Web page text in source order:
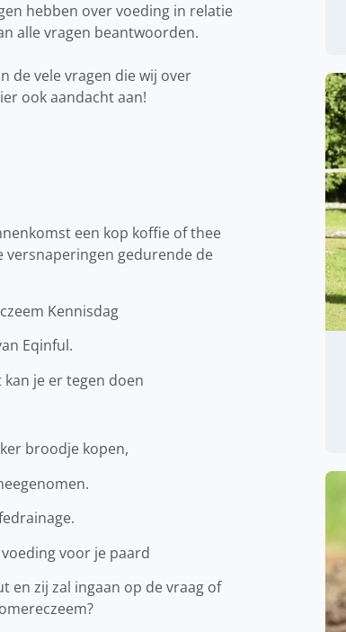
hebben over voeding in relatie
alle vragen beantwoorden.
de vele vragen die wij over
ook aandacht aan!
een kop koffie of thee
versnaperingen gedurende de
Kennisdag
Eqinful.
je er tegen doen
broodje kopen,
voor je paard
en zij zal ingaan op de vraag of